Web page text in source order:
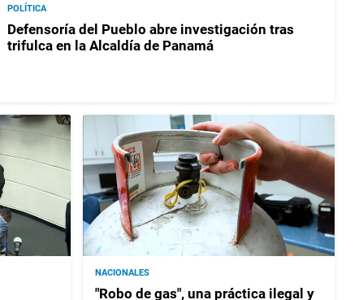
POLÍTICA
Defensoría del Pueblo abre investigación tras
trifulca en la Alcaldía de Panamá
NACIONALES
"Robo de gas", una práctica ilegal y